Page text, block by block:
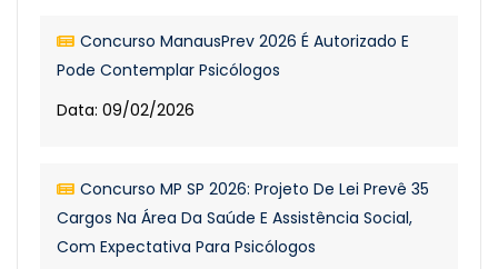
Concurso ManausPrev 2026 É Autorizado E
Pode Contemplar Psicólogos
Data: 09/02/2026
Concurso MP SP 2026: Projeto De Lei Prevê 35
Cargos Na Área Da Saúde E Assistência Social,
Com Expectativa Para Psicólogos